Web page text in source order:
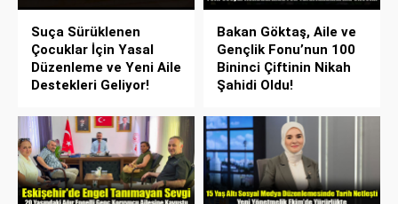
Suça Sürüklenen
Çocuklar İçin Yasal
Düzenleme ve Yeni Aile
Destekleri Geliyor!
Bakan Göktaş, Aile ve
Gençlik Fonu’nun 100
Bininci Çiftinin Nikah
Şahidi Oldu!